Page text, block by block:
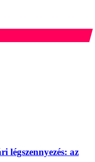
légszennyezés: az